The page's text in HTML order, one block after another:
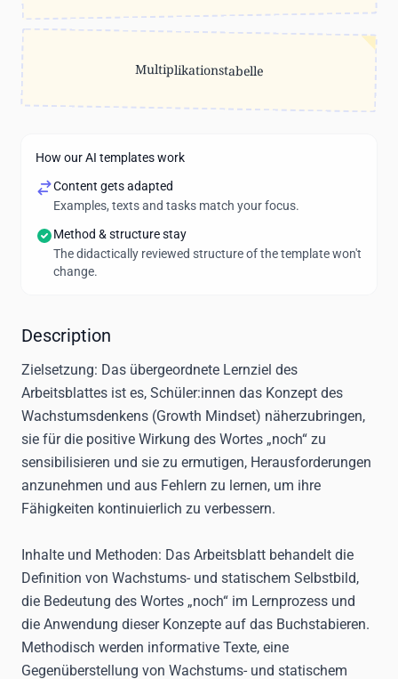
Multiplikationstabelle
How our AI templates work
Content gets adapted
Examples, texts and tasks match your focus.
Method & structure stay
The didactically reviewed structure of the template won't
change.
Description
Zielsetzung: Das übergeordnete Lernziel des
Arbeitsblattes ist es, Schüler:innen das Konzept des
Wachstumsdenkens (Growth Mindset) näherzubringen,
sie für die positive Wirkung des Wortes „noch“ zu
sensibilisieren und sie zu ermutigen, Herausforderungen
anzunehmen und aus Fehlern zu lernen, um ihre
Fähigkeiten kontinuierlich zu verbessern.
Inhalte und Methoden: Das Arbeitsblatt behandelt die
Definition von Wachstums- und statischem Selbstbild,
die Bedeutung des Wortes „noch“ im Lernprozess und
die Anwendung dieser Konzepte auf das Buchstabieren.
Methodisch werden informative Texte, eine
Gegenüberstellung von Wachstums- und statischem